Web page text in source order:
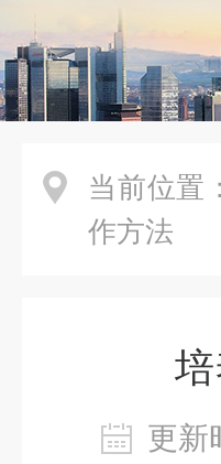
当前位置：
作方法
更